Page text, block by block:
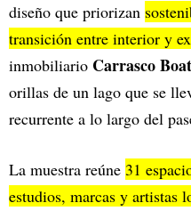
diseño que priorizan
transición entre interior y
inmobiliario Carrasco
orillas de un lago que se
recurrente a lo largo del
La muestra reúne 31
estudios, marcas y artistas